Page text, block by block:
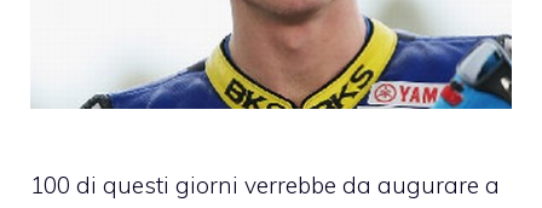
100 di questi giorni verrebbe da augurare a